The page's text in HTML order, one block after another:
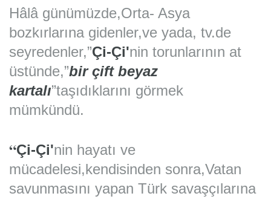
Hâlâ günümüzde,Orta- Asya
bozkırlarına gidenler,ve yada, tv.de
seyredenler,”Çi-Çi'nin torunlarının at
üstünde,”bir çift beyaz
kartalı”taşıdıklarını görmek
mümkündü.
“Çi-Çi'nin hayatı ve
mücadelesi,kendisinden sonra,Vatan
savunmasını yapan Türk savaşçılarına